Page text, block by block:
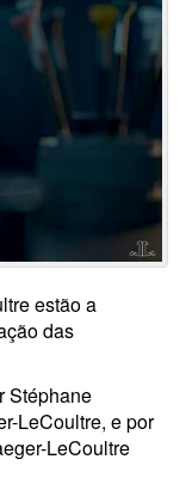
estão a
das
Stéphane
LeCoultre, e por
LeCoultre